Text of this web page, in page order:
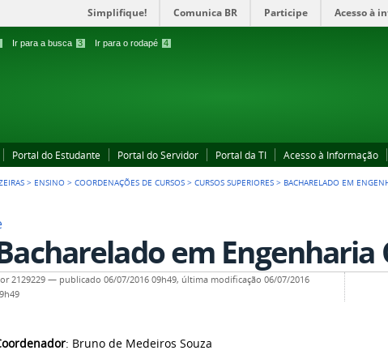
Simplifique! Comunica BR Participe Acesso à
Ir para a busca 3 Ir para o rodapé 4
Portal do Estudante Portal do Servidor Portal da TI Acesso à Informação
> ENSINO >COORDENAÇÕES DE CURSOS >CURSOS SUPERIORES > BACHARELADO EM
em Engenharia
2129229 — publicado 06/07/2016 09h49, última modificação 06/07/2016
: Bruno de Medeiros Souza